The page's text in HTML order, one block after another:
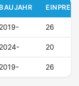
BAUJAHR
2019- 26
2024- 20
2019- 26